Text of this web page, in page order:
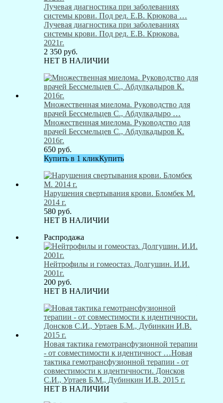
Лучевая диагностика при заболеваниях
системы крови. Под ред. Е.В. Крюкова …
Лучевая диагностика при заболеваниях
системы крови. Под ред. Е.В. Крюкова.
2021г.
2 350 руб.
НЕТ В НАЛИЧИИ
Множественная миелома. Руководство для
врачей Бессмельцев С., Абдулкадыро …
Множественная миелома. Руководство для
врачей Бессмельцев С., Абдулкадыров К.
2016г.
650 руб.
Купить в 1 кликКупить
Нарушения свертывания крови. Бломбек М.
2014 г.
580 руб.
НЕТ В НАЛИЧИИ
Распродажа
Нейтрофилы и гомеостаз. Долгушин. И.И.
2001г.
200 руб.
НЕТ В НАЛИЧИИ
Новая тактика гемотрансфузионной терапии
- от совместимости к идентичност …Новая
тактика гемотрансфузионной терапии - от
совместимости к идентичности. Донсков
С.И., Уртаев Б.М., Дубинкин И.В. 2015 г.
НЕТ В НАЛИЧИИ